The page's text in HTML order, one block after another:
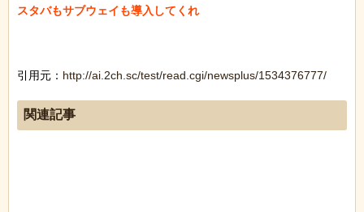
スタバもサブウェイも導入してくれ
引用元： http://ai.2ch.sc/test/read.cgi/newsplus/1534376777/
関連記事